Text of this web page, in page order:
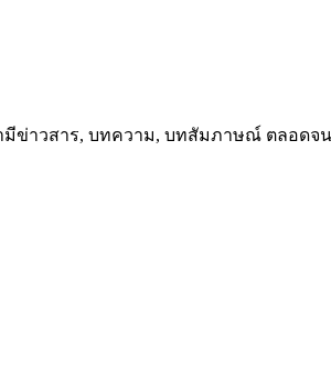
าวสาร, บทความ, บทสัมภาษณ์ ตลอดจน